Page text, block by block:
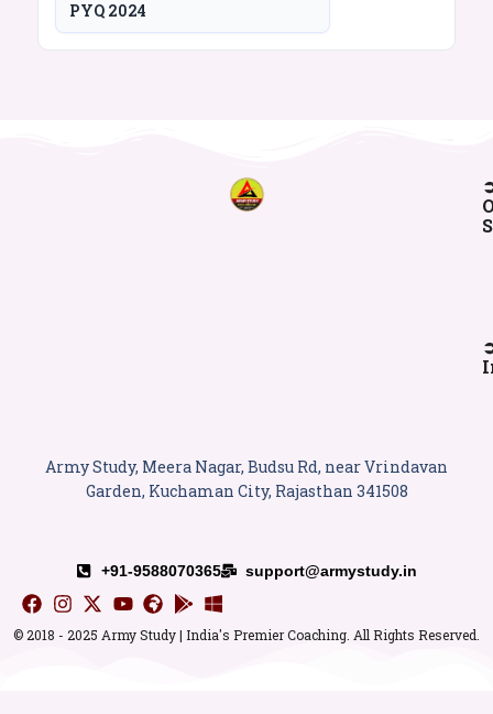
PYQ 2024
Army Study, Meera Nagar, Budsu Rd, near Vrindavan
Garden, Kuchaman City, Rajasthan 341508
+91-9588070365 support@armystudy.in
© 2018 - 2025 Army Study | India's Premier Coaching. All Rights Reserved.